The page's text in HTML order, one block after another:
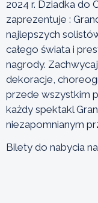
2024 r. Dziadka do
zaprezentuje :
najlepszych
całego świata i
nagrody.
dekoracje,
przede wszystkim
każdy spektakl
niezapomnianym
Bilety do nabycia